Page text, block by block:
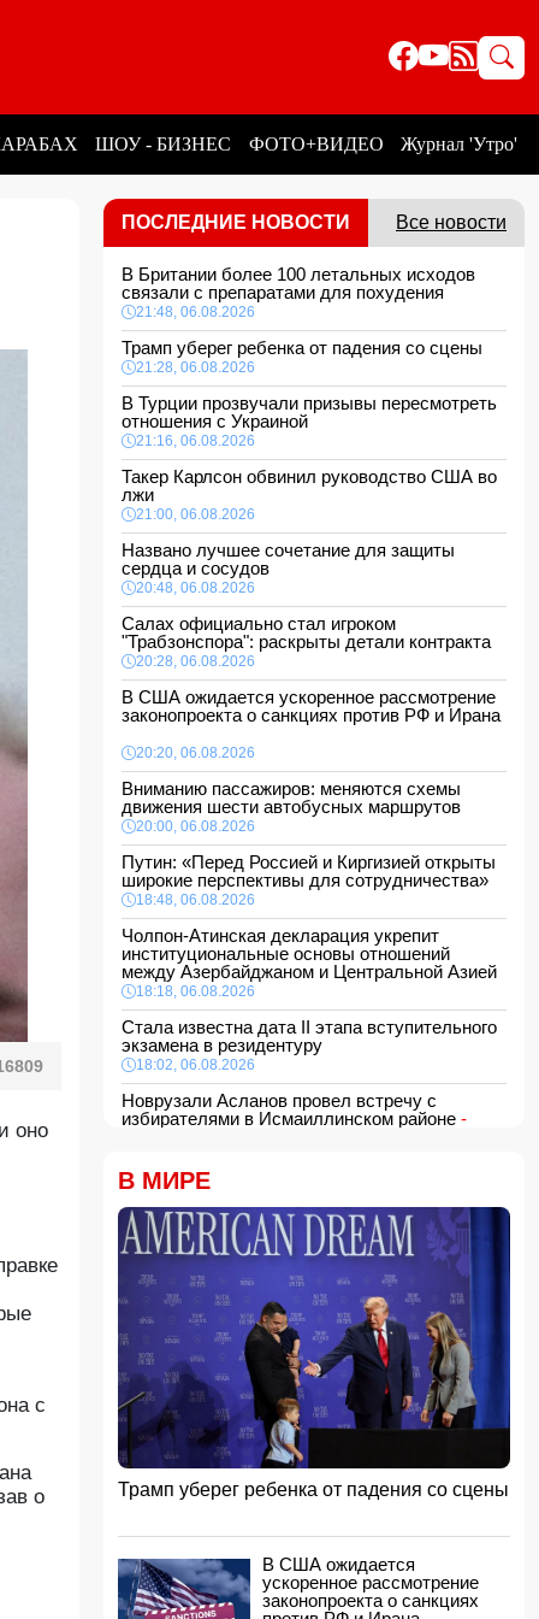
ШОУ - БИЗНЕС ФОТО+ВИДЕО Журнал 'Утро'
оно
с
о
ПОСЛЕДНИЕ НОВОСТИ Все новости
В Британии более 100 летальных исходов
связали с препаратами для похудения
21:48, 06.08.2026
Трамп уберег ребенка от падения со сцены
21:28, 06.08.2026
В Турции прозвучали призывы пересмотреть
отношения с Украиной
21:16, 06.08.2026
Такер Карлсон обвинил руководство США во
лжи
21:00, 06.08.2026
Названо лучшее сочетание для защиты
сердца и сосудов
20:48, 06.08.2026
Салах официально стал игроком
"Трабзонспора": раскрыты детали контракта
20:28, 06.08.2026
В США ожидается ускоренное рассмотрение
законопроекта о санкциях против РФ и Ирана
20:20, 06.08.2026
Вниманию пассажиров: меняются схемы
движения шести автобусных маршрутов
20:00, 06.08.2026
Путин: «Перед Россией и Киргизией открыты
широкие перспективы для сотрудничества»
18:48, 06.08.2026
Чолпон-Атинская декларация укрепит
институциональные основы отношений
между Азербайджаном и Центральной Азией
18:18, 06.08.2026
Стала известна дата II этапа вступительного
экзамена в резидентуру
18:02, 06.08.2026
Новрузали Асланов провел встречу с
избирателями в Исмаиллинском районе -
«Новые технологии формируют новые
профессии на рынке труда» — эксперт
16:48, 06.08.2026
Джейхун Байрамов и Андрей Сибига проводят
встречу в Киеве
16:28, 06.08.2026
Гави покрасил волосы в розовый цвет в честь
победы Испании на ЧМ-2026
16:16, 06.08.2026
США сняли санкции с авиакомпании,
обвинявшейся в перевозке оружия для КСИР
16:00, 06.08.2026
Администрация Трампа вернула импортерам
пошлин
15:48, 06.08.2026
В Японии заявили о запуске КНДР
баллистической ракеты
В МИРЕ
Трамп уберег ребенка от падения со сцены
В США ожидается
ускоренное рассмотрение
законопроекта о санкциях